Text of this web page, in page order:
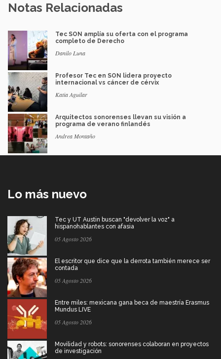
Notas Relacionadas
Tec SON amplía su oferta con el programa
completo de Derecho
Danilo Luna
Profesor Tec en SON lidera proyecto
internacional vs cáncer de cérvix
Katia Aguilar
Arquitectos sonorenses llevan su visión a
programa de verano finlandés
Andrea Montaño
Lo más nuevo
Tec y UT Austin buscan "devolver la voz" a
hispanohablantes con afasia
05 Agosto 2026
El escritor que dice que la derrota también merece ser
contada
05 Agosto 2026
Entre miles: mexicana gana beca de maestría Erasmus
Mundus LIVE
05 Agosto 2026
Movilidad y robots: sonorenses colaboran en proyectos
de investigación